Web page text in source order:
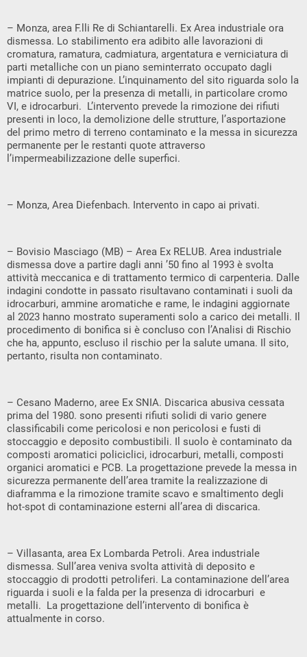
– Monza, area F.lli Re di Schiantarelli. Ex Area industriale ora
dismessa. Lo stabilimento era adibito alle lavorazioni di
cromatura, ramatura, cadmiatura, argentatura e verniciatura di
parti metalliche con un piano seminterrato occupato dagli
impianti di depurazione. L’inquinamento del sito riguarda solo la
matrice suolo, per la presenza di metalli, in particolare cromo
VI, e idrocarburi. L’intervento prevede la rimozione dei rifiuti
presenti in loco, la demolizione delle strutture, l’asportazione
del primo metro di terreno contaminato e la messa in sicurezza
permanente per le restanti quote attraverso
l’impermeabilizzazione delle superfici.
– Monza, Area Diefenbach. Intervento in capo ai privati.
– Bovisio Masciago (MB) – Area Ex RELUB. Area industriale
dismessa dove a partire dagli anni ’50 fino al 1993 è svolta
attività meccanica e di trattamento termico di carpenteria. Dalle
indagini condotte in passato risultavano contaminati i suoli da
idrocarburi, ammine aromatiche e rame, le indagini aggiornate
al 2023 hanno mostrato superamenti solo a carico dei metalli. Il
procedimento di bonifica si è concluso con l’Analisi di Rischio
che ha, appunto, escluso il rischio per la salute umana. Il sito,
pertanto, risulta non contaminato.
– Cesano Maderno, aree Ex SNIA. Discarica abusiva cessata
prima del 1980. sono presenti rifiuti solidi di vario genere
classificabili come pericolosi e non pericolosi e fusti di
stoccaggio e deposito combustibili. Il suolo è contaminato da
composti aromatici policiclici, idrocarburi, metalli, composti
organici aromatici e PCB. La progettazione prevede la messa in
sicurezza permanente dell’area tramite la realizzazione di
diaframma e la rimozione tramite scavo e smaltimento degli
hot-spot di contaminazione esterni all’area di discarica.
– Villasanta, area Ex Lombarda Petroli. Area industriale
dismessa. Sull’area veniva svolta attività di deposito e
stoccaggio di prodotti petroliferi. La contaminazione dell’area
riguarda i suoli e la falda per la presenza di idrocarburi e
metalli. La progettazione dell’intervento di bonifica è
attualmente in corso.